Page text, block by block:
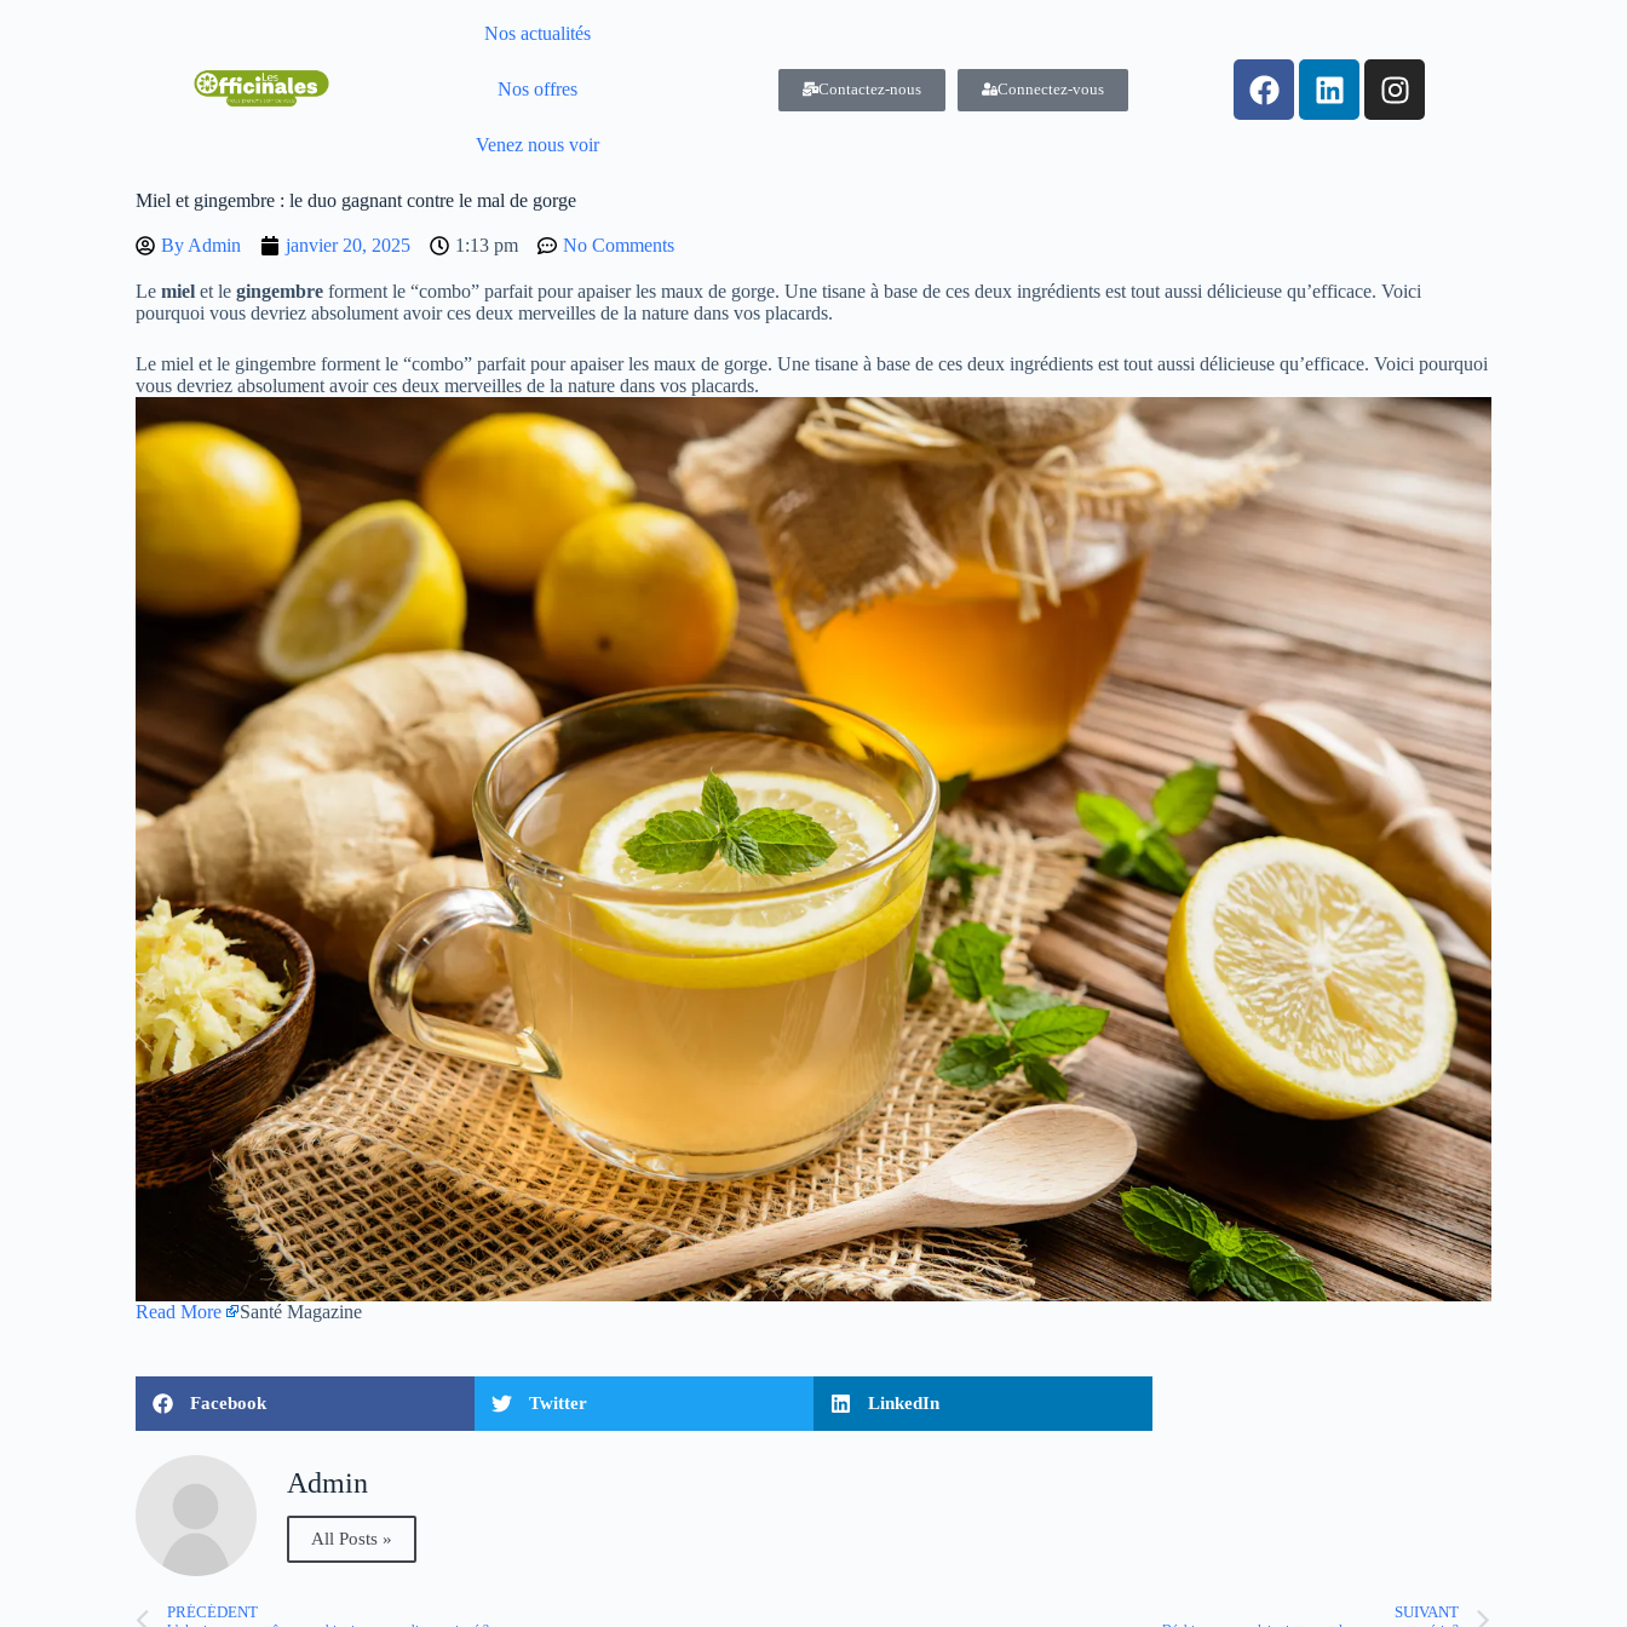
Nos actualités
Nos offres
Venez nous voir
Contactez-nous Connectez-vous
Miel et gingembre : le duo gagnant contre le mal de gorge
By Admin janvier 20, 2025 1:13 pm No Comments
Le miel et le gingembre forment le “combo” parfait pour apaiser les maux de gorge. Une tisane à base de ces deux ingrédients est tout aussi délicieuse qu’efficace. Voici
pourquoi vous devriez absolument avoir ces deux merveilles de la nature dans vos placards.
Le miel et le gingembre forment le “combo” parfait pour apaiser les maux de gorge. Une tisane à base de ces deux ingrédients est tout aussi délicieuse qu’efficace. Voici pourquoi
vous devriez absolument avoir ces deux merveilles de la nature dans vos placards.
Read More Santé Magazine
Facebook Twitter LinkedIn
Admin
All Posts »
PRÉCÉDENT SUIVANT